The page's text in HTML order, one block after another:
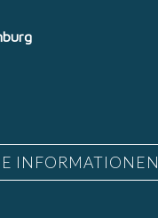
INFORMATIONEN